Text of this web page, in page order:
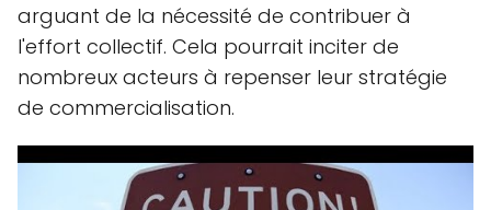
arguant de la nécessité de contribuer à
l'effort collectif. Cela pourrait inciter de
nombreux acteurs à repenser leur stratégie
de commercialisation.